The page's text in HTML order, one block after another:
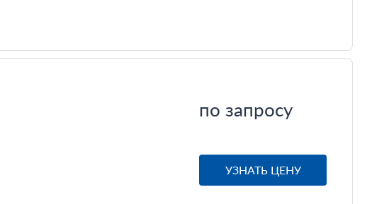
по запросу
УЗНАТЬ ЦЕНУ